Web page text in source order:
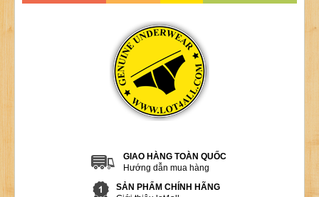
GIAO HÀNG TOÀN QUỐC
Hướng dẫn mua hàng
SẢN PHẨM CHÍNH HÃNG